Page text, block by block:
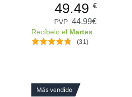
49.49 €
PVP: 44.99€
Recíbelo el Martes
(31)
Más vendido